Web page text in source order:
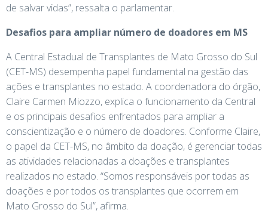
de salvar vidas”, ressalta o parlamentar.
Desafios para ampliar número de doadores em MS
A Central Estadual de Transplantes de Mato Grosso do Sul
(CET-MS) desempenha papel fundamental na gestão das
ações e transplantes no estado. A coordenadora do órgão,
Claire Carmen Miozzo, explica o funcionamento da Central
e os principais desafios enfrentados para ampliar a
conscientização e o número de doadores. Conforme Claire,
o papel da CET-MS, no âmbito da doação, é gerenciar todas
as atividades relacionadas a doações e transplantes
realizados no estado. “Somos responsáveis por todas as
doações e por todos os transplantes que ocorrem em
Mato Grosso do Sul”, afirma.